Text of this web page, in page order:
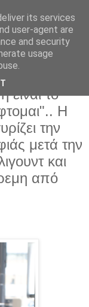
το
Η
την
μετά την
και
από
its services
user-agent are
and security
usage